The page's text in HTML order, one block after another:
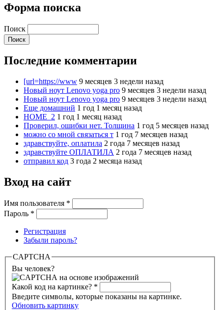
Форма поиска
Поиск
Последние комментарии
[url=https://www 9 месяцев 3 недели назад
Новый ноут Lenovo yoga pro 9 месяцев 3 недели назад
Новый ноут Lenovo yoga pro 9 месяцев 3 недели назад
Еще домашний 1 год 1 месяц назад
HOME_2 1 год 1 месяц назад
Проверил, ошибки нет. Толщина 1 год 5 месяцев назад
можно со мной связаться т 1 год 7 месяцев назад
здравствуйте, оплатила 2 года 7 месяцев назад
здравствуйте ОПЛАТИЛА 2 года 7 месяцев назад
отправил код 3 года 2 месяца назад
Вход на сайт
Имя пользователя *
Пароль *
Регистрация
Забыли пароль?
CAPTCHA
Вы человек?
Какой код на картинке? *
Введите символы, которые показаны на картинке.
Обновить картинку